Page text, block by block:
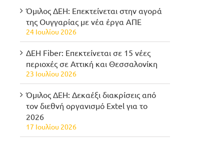
Όμιλος ΔΕΗ: Επεκτείνεται στην αγορά
της Ουγγαρίας με νέα έργα ΑΠΕ
24 Ιουλίου 2026
ΔΕΗ Fiber: Επεκτείνεται σε 15 νέες
περιοχές σε Αττική και Θεσσαλονίκη
23 Ιουλίου 2026
Όμιλος ΔΕΗ: Δεκαέξι διακρίσεις από
τον διεθνή οργανισμό Extel για το
2026
17 Ιουλίου 2026